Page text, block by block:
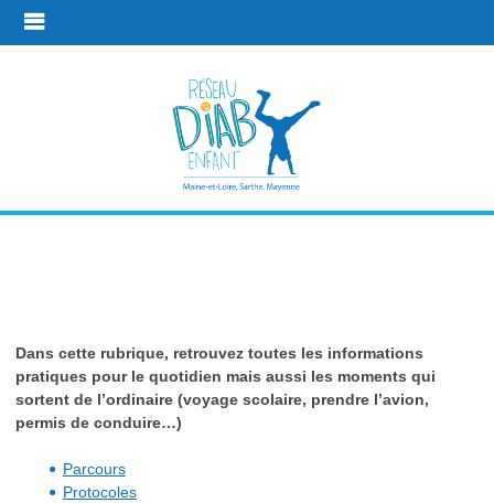
Liens utiles
Dans cette rubrique, retrouvez toutes les informations
pratiques pour le quotidien mais aussi les moments qui
sortent de l’ordinaire (voyage scolaire, prendre l’avion,
permis de conduire…)
Parcours
Protocoles